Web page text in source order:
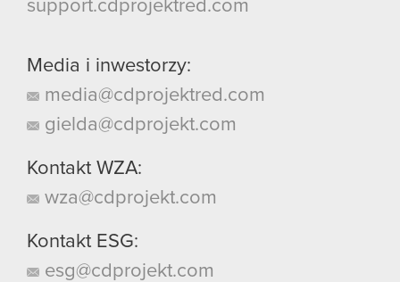
support.cdprojektred.com
Media i inwestorzy:
media@cdprojektred.com
gielda@cdprojekt.com
Kontakt WZA:
wza@cdprojekt.com
Kontakt ESG:
esg@cdprojekt.com